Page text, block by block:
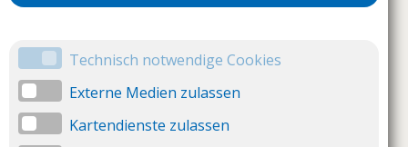
Technisch notwendige Cookies
Externe Medien zulassen
Kartendienste zulassen